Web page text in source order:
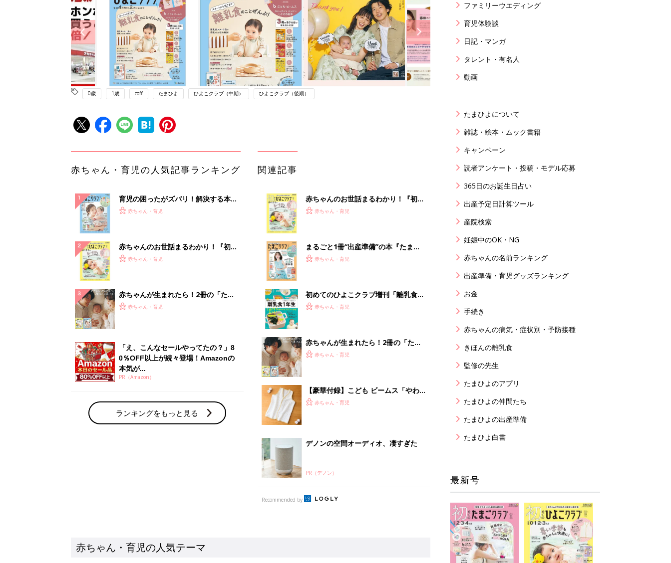
0歳 1歳 coff たまひよ ひよこクラブ（中期） ひよこクラブ（後期）
赤ちゃん・育児の人気記事ランキング
育児の困ったがズバリ！解決する本
『ひよこクラブ 夏号』 4カ月～2才
赤ちゃん・育児
赤ちゃんのお世話まるわかり！『初め
てのひよこクラブ 夏号』〈巻頭大特
赤ちゃん・育児
赤ちゃんが生まれたら！2冊の「たま
ひよ」
赤ちゃん・育児
「え、こんなセールやってたの？」8
0％OFF以上が続々登場！Amazonの
本気が...
PR（Amazon）
ランキングをもっと見る
関連記事
赤ちゃんのお世話まるわかり！『初め
てのひよこクラブ 夏号』〈巻頭大特
赤ちゃん・育児
まるごと1冊“出産準備”の本『たまご
クラブ 夏号』〈スペシャル大特集〉
赤ちゃん・育児
初めてのひよこクラブ増刊「離乳食1
年生 1皿作るだけ！オールインワン​レ
赤ちゃん・育児
赤ちゃんが生まれたら！2冊の「たま
ひよ」
赤ちゃん・育児
【豪華付録】こども ビームス「やわ
らかコットンスリーパー」が1冊に1つ
赤ちゃん・育児
デノンの空間オーディオ、凄すぎた
PR（デノン）
Recommended by
赤ちゃん・育児の人気テーマ
ファミリーウエディング
育児体験談
日記・マンガ
タレント・有名人
動画
たまひよについて
雑誌・絵本・ムック書籍
キャンペーン
読者アンケート・投稿・モデル応募
365日のお誕生日占い
出産予定日計算ツール
産院検索
妊娠中のOK・NG
赤ちゃんの名前ランキング
出産準備・育児グッズランキング
お金
手続き
赤ちゃんの病気・症状別・予防接種
きほんの離乳食
監修の先生
たまひよのアプリ
たまひよの仲間たち
たまひよの出産準備
たまひよ白書
最新号